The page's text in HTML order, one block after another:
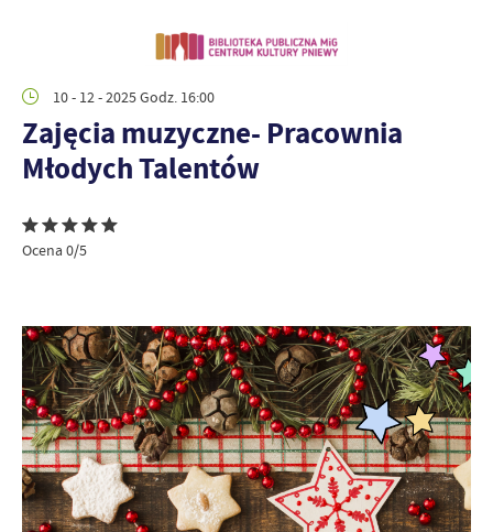
10 - 12 - 2025 Godz. 16:00
Zajęcia muzyczne- Pracownia
Młodych Talentów
Ocena 0/5